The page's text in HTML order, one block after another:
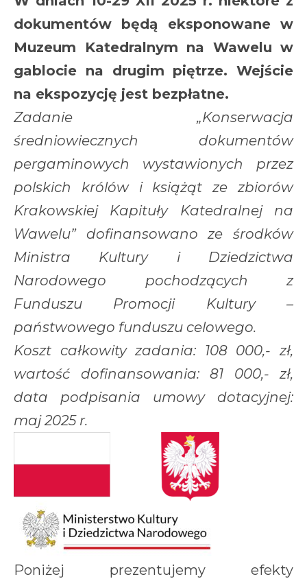
dokumentów będą eksponowane w
Muzeum Katedralnym na Wawelu w
gablocie na drugim piętrze. Wejście
na ekspozycję jest bezpłatne.
Zadanie „Konserwacja
średniowiecznych dokumentów
pergaminowych wystawionych przez
polskich królów i książąt ze zbiorów
Krakowskiej Kapituły Katedralnej na
Wawelu” dofinansowano ze środków
Ministra Kultury i Dziedzictwa
Narodowego pochodzących z
Funduszu Promocji Kultury –
państwowego funduszu celowego.
Koszt całkowity zadania: 108 000,- zł,
wartość dofinansowania: 81 000,- zł,
data podpisania umowy dotacyjnej:
maj 2025 r.
Poniżej prezentujemy efekty